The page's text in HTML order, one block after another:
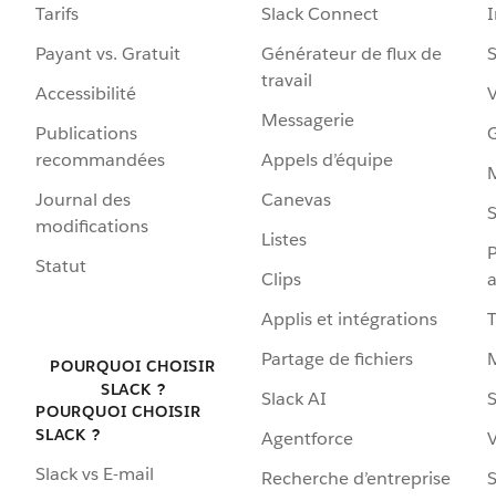
Tarifs
Payant vs. Gratuit
Accessibilité
Publications
recommandées
Journal des
modifications
Statut
POURQUOI CHOISIR
SLACK ?
POURQUOI CHOISIR
SLACK ?
Slack vs E-mail
Slack Connect
Générateur de flux de
travail
Messagerie
Appels d’équipe
Canevas
Listes
Clips
Applis et intégrations
Partage de fichiers
Slack AI
Agentforce
Recherche d’entreprise